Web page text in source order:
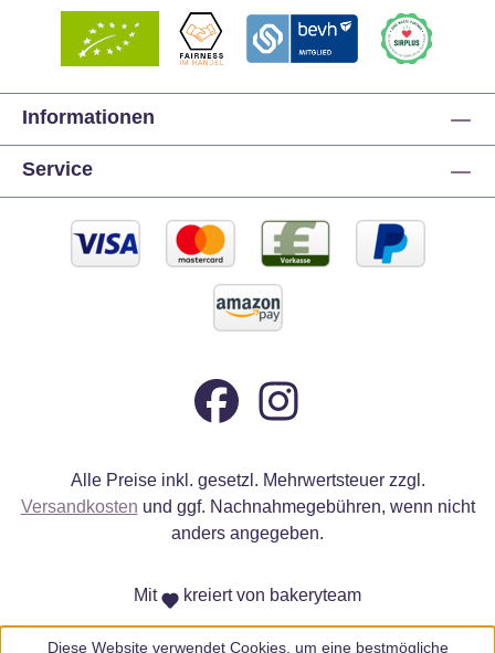
Informationen
Service
Alle Preise inkl. gesetzl. Mehrwertsteuer zzgl.
Versandkosten und ggf. Nachnahmegebühren, wenn nicht
anders angegeben.
Mit kreiert von bakeryteam
Diese Website verwendet Cookies, um eine bestmögliche